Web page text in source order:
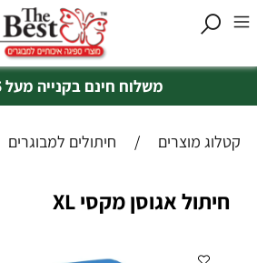
משלוח חינם בקנייה מעל 295 ש"ח
קטלוג מוצרים / חיתולים למבוגרים
חיתול אגוסן מקסי XL